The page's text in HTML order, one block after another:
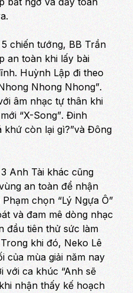
chiến tướng, BB Trần
an toàn khi lấy bài
Huỳnh Lập đi theo
Nhong Nhong”.
âm nhạc tự thân khi
“X-Song”. Đinh
khứ còn lại gì?”và Đông
Anh Tài khác cũng
an toàn để nhận
chọn “Lý Ngựa Ô”
và đam mê dòng nhạc
đầu tiên thử sức làm
khi đó, Neko Lê
của mùa giải năm nay
với ca khúc “Anh sẽ
nhận thấy kế hoạch